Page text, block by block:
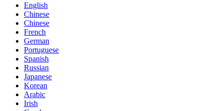
English
Chinese
Chinese
French
German
Portuguese
Spanish
Russian
Japanese
Korean
Arabic
Irish